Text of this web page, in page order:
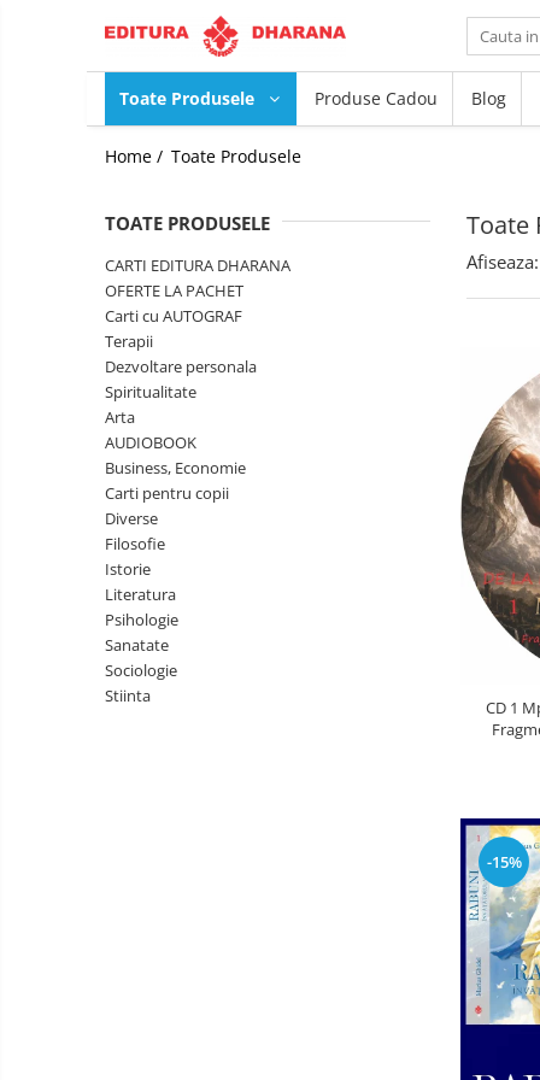
Toate Produsele
CARTI EDITURA DHARANA
OFERTE LA PACHET
Dietoterapie
Dezvoltare
personala
Spiritualitate
AUDIOBOOK
Business, Economie
Carti pentru copii
Toate Produsele Produse Cadou Blog
Home / Toate Produsele
Toate
TOATE PRODUSELE
CARTI EDITURA DHARANA
OFERTE LA PACHET
Carti cu AUTOGRAF
Terapii
Dezvoltare personala
Spiritualitate
Arta
AUDIOBOOK
Business, Economie
Carti pentru copii
Diverse
Filosofie
Istorie
Literatura
Psihologie
Sanatate
Sociologie
Stiinta
Afiseaza:
CD 1
-15%